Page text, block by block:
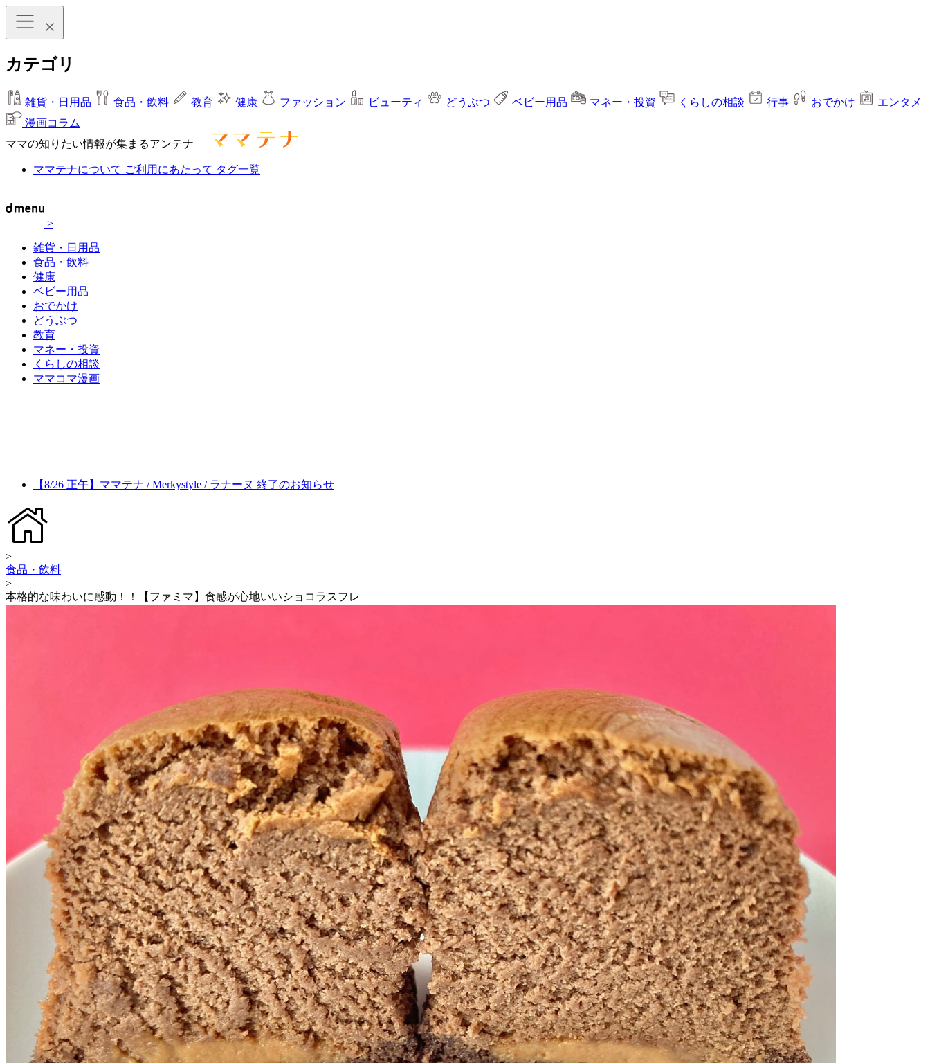
カテゴリ
雑貨・日用品 食品・飲料 教育 健康 ファッション ビューティ どうぶつ ベビー用品 マネー・投資 くらしの相談 行事 おでかけ
エンタメ
漫画コラム
ママの知りたい情報が集まるアンテナ
ママテナについて ご利用にあたって タグ一覧
>
雑貨・日用品
食品・飲料
健康
ベビー用品
おでかけ
どうぶつ
教育
マネー・投資
くらしの相談
ママコマ漫画
【8/26 正午】ママテナ / Merkystyle / ラナーヌ 終了のお知らせ
>
食品・飲料
>
本格的な味わいに感動！！【ファミマ】食感が心地いいショコラスフレ